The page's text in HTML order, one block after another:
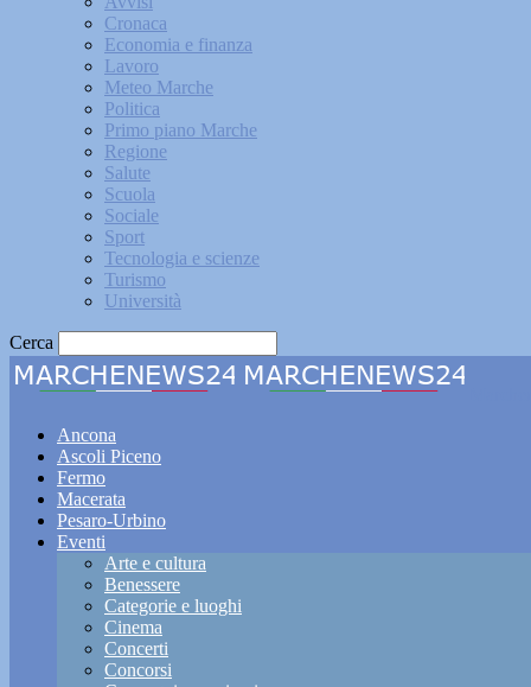
Cronaca
Economia e finanza
Lavoro
Meteo Marche
Politica
Primo piano Marche
Regione
Salute
Scuola
Sociale
Sport
Tecnologia e scienze
Turismo
Università
Cerca
Ancona
Ascoli Piceno
Fermo
Macerata
Pesaro-Urbino
Eventi
Arte e cultura
Benessere
Categorie e luoghi
Cinema
Concerti
Concorsi